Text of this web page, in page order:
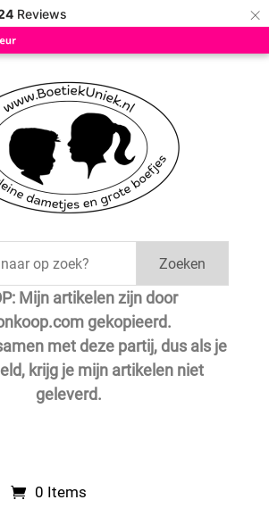
Reviews ×
Zoeken
Mijn artikelen zijn door
gekopieerd.
met deze partij, dus als je
krijg je mijn artikelen niet
geleverd.
0 Items